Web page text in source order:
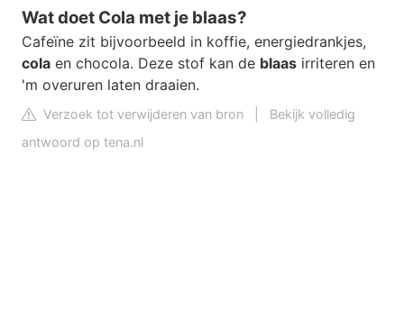
Wat doet Cola met je blaas?
Cafeïne zit bijvoorbeeld in koffie, energiedrankjes,
cola en chocola. Deze stof kan de blaas irriteren en
'm overuren laten draaien.
Verzoek tot verwijderen van bron
Bekijk volledig
antwoord op tena.nl